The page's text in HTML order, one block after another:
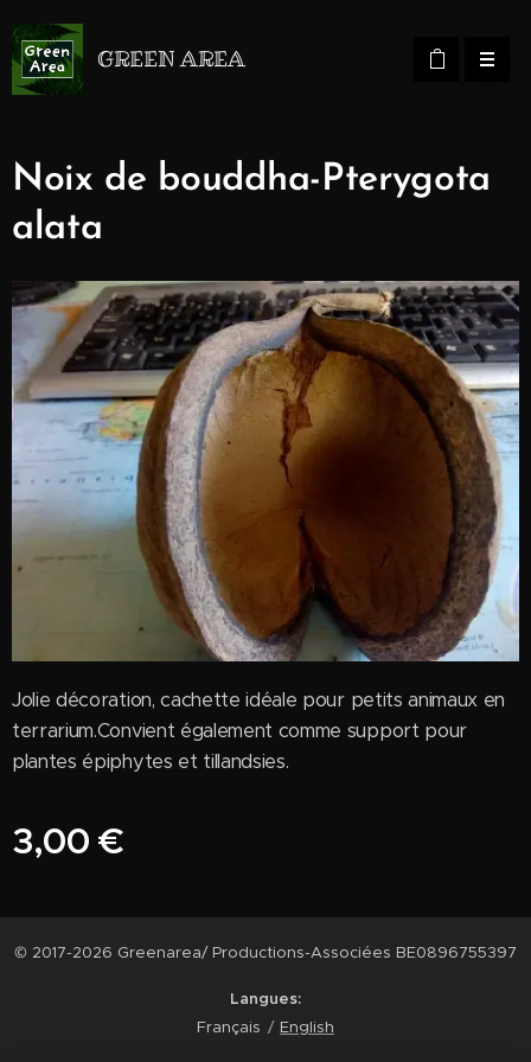
GREEN AREA
Noix de bouddha-Pterygota
alata
Jolie décoration, cachette idéale pour petits animaux en
terrarium.Convient également comme support pour
plantes épiphytes et tillandsies.
3,00 €
© 2017-2026 Greenarea/ Productions-Associées BE0896755397
Langues
Français
English